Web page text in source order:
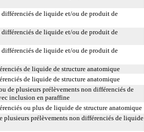
de liquide et/ou de produit de
de liquide et/ou de produit de
de liquide et/ou de produit de
de liquide de structure anatomique
de liquide de structure anatomique
de plusieurs prélèvements non différenciés de
inclusion en paraffine
ou plus de liquide de structure anatomique
prélèvements non différenciés de liquide